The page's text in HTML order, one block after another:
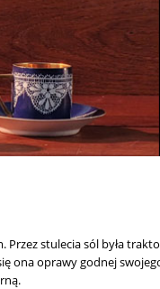
stulecia sól była
ona oprawy godnej